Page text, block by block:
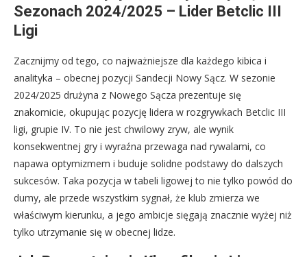
Sezonach 2024/2025 – Lider Betclic III
Ligi
Zacznijmy od tego, co najważniejsze dla każdego kibica i
analityka – obecnej pozycji Sandecji Nowy Sącz. W sezonie
2024/2025 drużyna z Nowego Sącza prezentuje się
znakomicie, okupując pozycję lidera w rozgrywkach Betclic III
ligi, grupie IV. To nie jest chwilowy zryw, ale wynik
konsekwentnej gry i wyraźna przewaga nad rywalami, co
napawa optymizmem i buduje solidne podstawy do dalszych
sukcesów. Taka pozycja w tabeli ligowej to nie tylko powód do
dumy, ale przede wszystkim sygnał, że klub zmierza we
właściwym kierunku, a jego ambicje sięgają znacznie wyżej niż
tylko utrzymanie się w obecnej lidze.